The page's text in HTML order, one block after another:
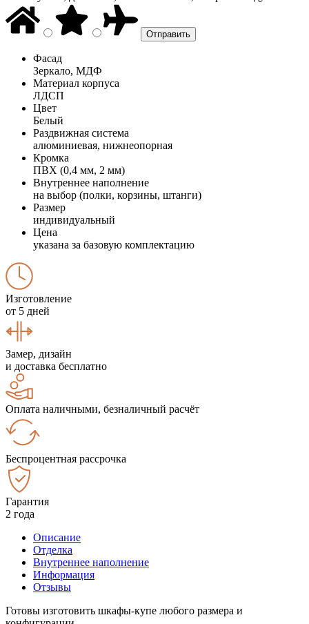
Фасад
Зеркало, МДФ
Материал корпуса
ЛДСП
Цвет
Белый
Раздвижная система
алюминиевая, нижнеопорная
Кромка
ПВХ (0,4 мм, 2 мм)
Внутреннее наполнение
на выбор (полки, корзины, штанги)
Размер
индивидуальный
Цена
указана за базовую комплектацию
Изготовление
от 5 дней
Замер, дизайн
и доставка бесплатно
Оплата наличными, безналичный расчёт
Беспроцентная рассрочка
Гарантия
2 года
Описание
Отделка
Внутреннее наполнение
Информация
Отзывы
Готовы изготовить шкафы-купе любого размера и